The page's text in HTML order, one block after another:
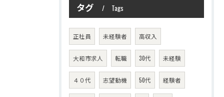
タグ Tags
正社員 未経験者 高収入
大和市求人 転職 30代 未経験
４０代 志望動機 50代 経験者